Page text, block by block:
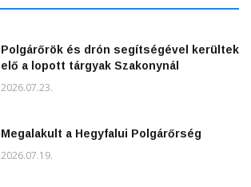
Polgárőrök és drón segítségével kerültek
elő a lopott tárgyak Szakonynál
2026.07.23.
Megalakult a Hegyfalui Polgárőrség
2026.07.19.